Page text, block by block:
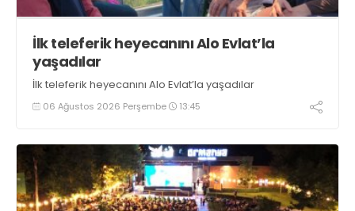
İlk teleferik heyecanını Alo Evlat’la
yaşadılar
İlk teleferik heyecanını Alo Evlat’la yaşadılar
06 Ağustos 2026 Perşembe 13:45